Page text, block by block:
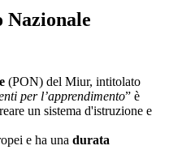
(PON) del Miur, intitolato
per l’apprendimento” è
un sistema d'istruzione e
e ha una durata